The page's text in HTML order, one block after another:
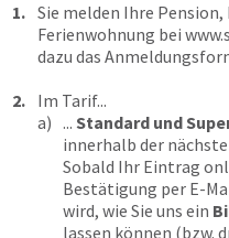
1. Sie melden Ihre
Ferienwohnung bei
dazu das
2. Im Tarif...
a) ... Standard und
innerhalb der
Sobald Ihr Eintrag
Bestätigung per E-
wird, wie Sie uns ein
lassen können (bzw.